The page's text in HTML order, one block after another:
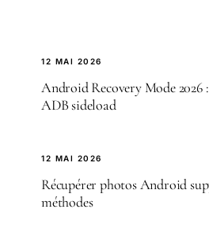
12 MAI 2026
Android Recovery Mode 2026
ADB sideload
12 MAI 2026
Récupérer photos Android
méthodes